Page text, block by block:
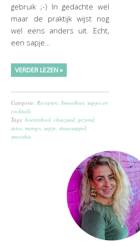
gebruik ;-) In gedachte wel
maar de praktijk wijst nog
wel eens anders uit. Echt,
een sapje…
VERDER LEZEN »
Categorie: Recepten ,Smoothies, sapjes en
cocktails
Tags:boerenkool ,chiazaad gezond
juice ,mango ,sapje ,sinaasappel
smoothie